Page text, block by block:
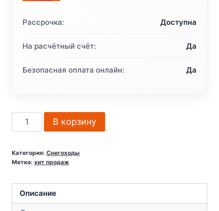
Рассрочка: Доступна
На расчётный счёт: Да
Безопасная оплата онлайн: Да
Количество
товара
Мини-
SHARMAX
Ultra
В корзину
Категория: Снегоходы
Метка: хит продаж
Описание